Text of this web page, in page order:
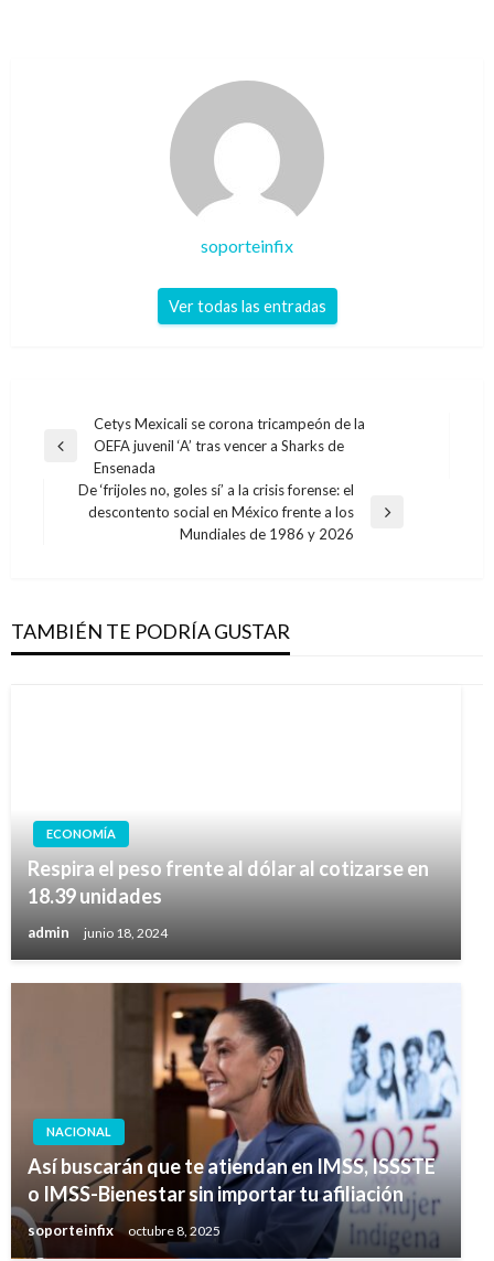
soporteinfix
Ver todas las entradas
Navegación
de
entradas
Entrada
anterior
Cetys Mexicali se corona tricampeón de la
OEFA juvenil ‘A’ tras vencer a Sharks de
Ensenada
Entrada
De ‘frijoles no, goles sí’ a la crisis forense: el
descontento social en México frente a los
Mundiales de 1986 y 2026
TAMBIÉN TE PODRÍA GUSTAR
ECONOMÍA
Respira el peso frente al dólar al cotizarse en
18.39 unidades
admin junio 18, 2024
NACIONAL
Así buscarán que te atiendan en IMSS, ISSSTE
o IMSS-Bienestar sin importar tu afiliación
soporteinfix octubre 8, 2025